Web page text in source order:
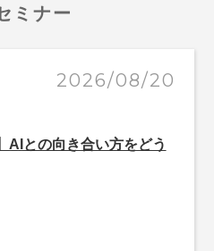
ミナー
2026/08/20
AIとの向き合い方をどう